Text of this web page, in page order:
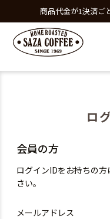
商品代金が1決済ご
ロ
会員の方
ログインIDをお持ちの
さい。
メールアドレス